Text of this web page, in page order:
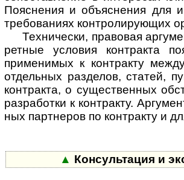
Пояснения и объяснения для
требованиях конт­ро­ли­ру­ю­щих
Технически, правовая
рет­ные условия контракта
применимых к контракту
отдельных разделов, статей,
контракта, о существенных
разработки к контракту.
ных партнеров по контракту и
▲ Консультация и